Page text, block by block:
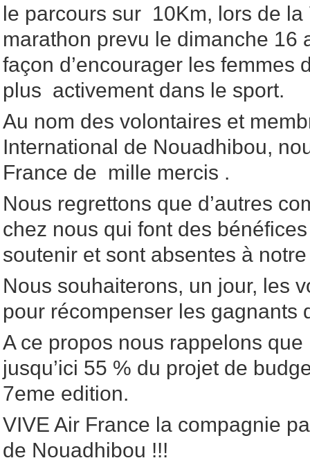
le parcours sur 10Km, lors de
marathon prevu le dimanche 16
façon d’encourager les femmes
plus activement dans le sport.
Au nom des volontaires et
International de Nouadhibou,
France de mille mercis .
Nous regrettons que d’autres
chez nous qui font des
soutenir et sont absentes à
Nous souhaiterons, un jour, les
pour récompenser les gagnants
A ce propos nous rappelons
jusqu’ici 55 % du projet de
7eme edition.
VIVE Air France la compagnie
de Nouadhibou !!!